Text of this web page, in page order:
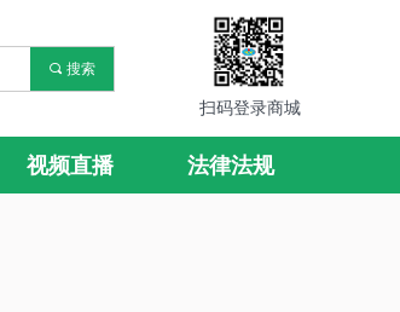
视频直播 法律法规
끠 搜索
扫码登录商城